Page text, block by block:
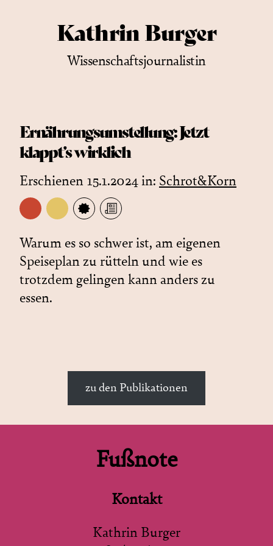
Kathrin Burger
Wissenschaftsjournalistin
Ernährungsumstellung: Jetzt
klappt’s wirklich
Erschienen 15.1.2024 in: Schrot&Korn
Warum es so schwer ist, am eigenen
Speiseplan zu rütteln und wie es
trotzdem gelingen kann anders zu
essen.
zu den Publikationen
Fußnote
Kontakt
Kathrin Burger